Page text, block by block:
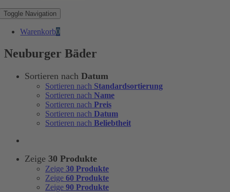
Toggle Navigation
Warenkorb0
Neuburger Bäder
Sortieren nach Datum
Sortieren nach Standardsortierung
Sortieren nach Name
Sortieren nach Preis
Sortieren nach Datum
Sortieren nach Beliebtheit
Zeige 30 Produkte
Zeige 30 Produkte
Zeige 60 Produkte
Zeige 90 Produkte